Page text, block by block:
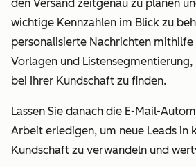
den Versand zeitgenau zu planen
wichtige Kennzahlen im Blick zu
personalisierte Nachrichten mithilfe
Vorlagen und
bei Ihrer Kundschaft zu finden.
Lassen Sie danach die E-Mail-
Arbeit erledigen, um neue Leads in
Kundschaft zu verwandeln und